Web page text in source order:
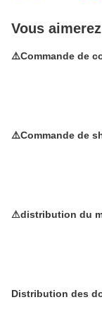
Vous
⚠️Commande de
⚠️Commande de
⚠distribution du
Distribution des